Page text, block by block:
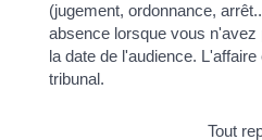
(jugement, ordonnance,
absence lorsque vous
la date de l'audience.
tribunal.
Tout